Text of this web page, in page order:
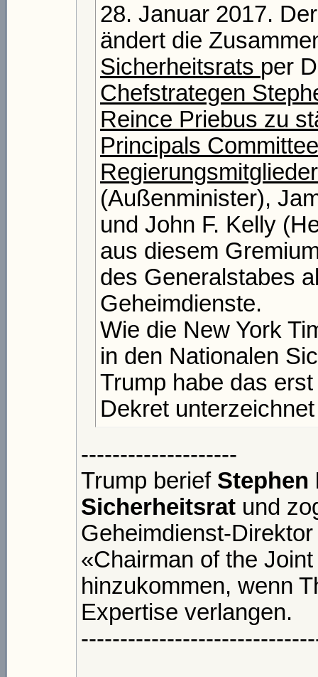
28. Januar 2017.
ändert die
Sicherheitsrats per
Chefstrategen
Reince Priebus zu
Principals
(Außenminister),
und John F. Kelly
aus diesem
des Generalstabes
Geheimdienste.
Wie die New York
in den Nationalen
Trump habe das
Dekret
--------------------
Trump berief Stephen
Sicherheitsrat und
Geheimdienst-
«Chairman of the
hinzukommen, wenn
Expertise verlangen.